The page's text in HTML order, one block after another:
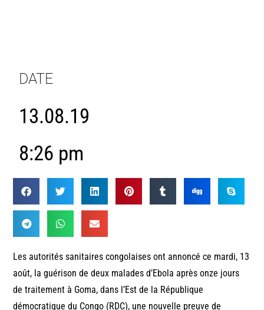
DATE
13.08.19
8:26 pm
Les autorités sanitaires congolaises ont annoncé ce mardi, 13
août, la guérison de deux malades d’Ebola après onze jours
de traitement à Goma, dans l’Est de la République
démocratique du Congo (RDC), une nouvelle preuve de